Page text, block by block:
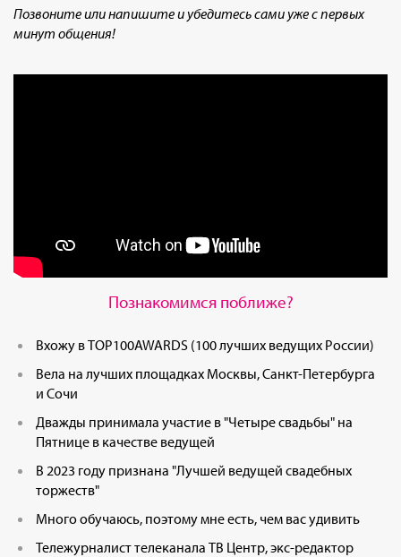
Позвоните или напишите и убедитесь сами уже с первых
минут общения!
Познакомимся поближе?
Вхожу в TOP100AWARDS (100 лучших ведущих России)
Вела на лучших площадках Москвы, Санкт-Петербурга
и Сочи
Дважды принимала участие в "Четыре свадьбы" на
Пятнице в качестве ведущей
В 2023 году признана "Лучшей ведущей свадебных
торжеств"
Много обучаюсь, поэтому мне есть, чем вас удивить
Тележурналист телеканала ТВ Центр, экс-редактор